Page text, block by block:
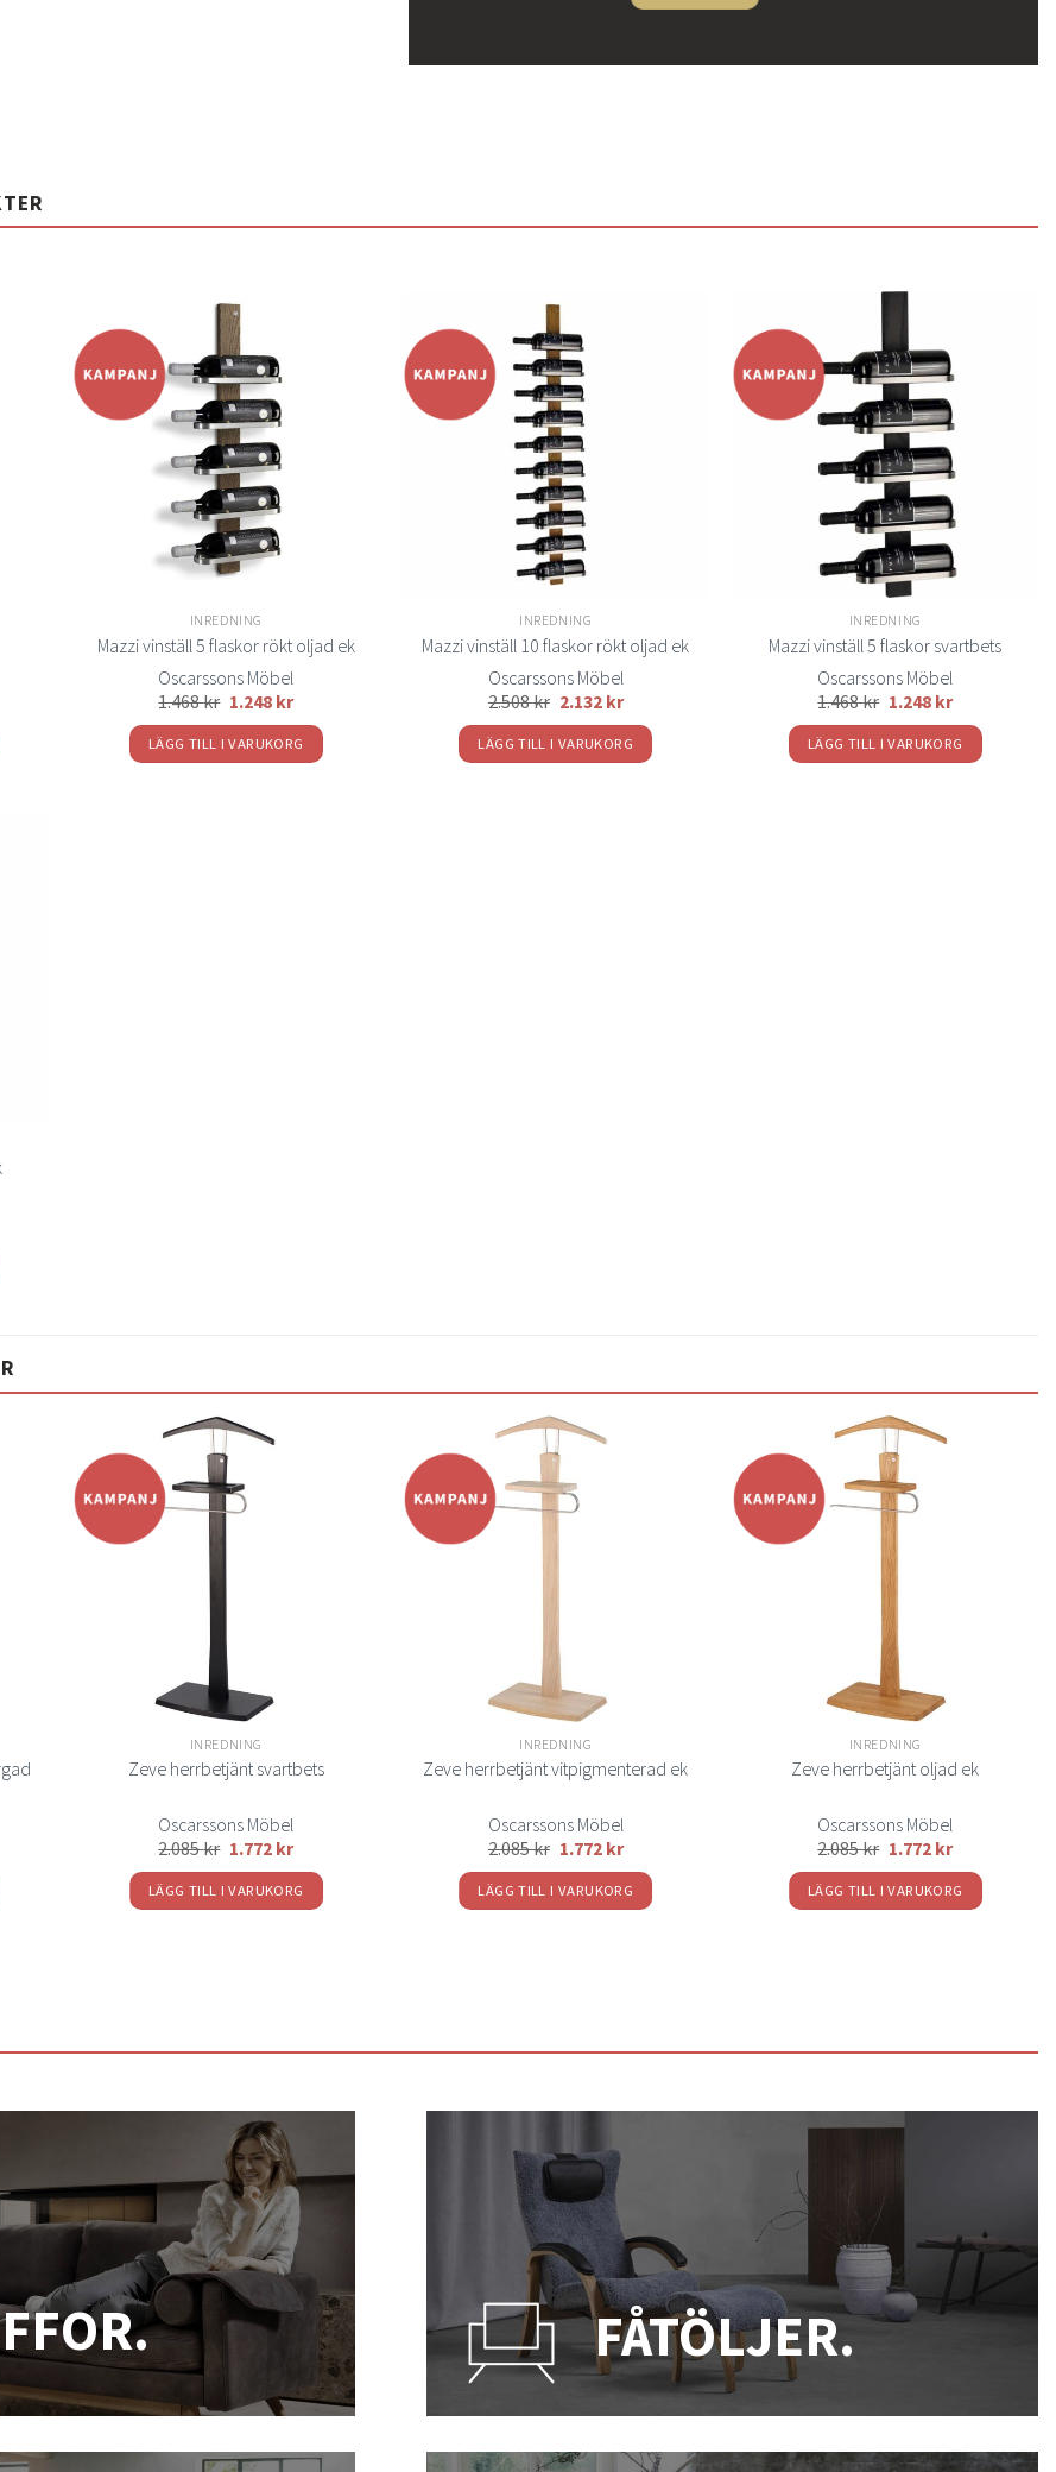
INREDNING
Mazzi vinställ 5 flaskor rökt oljad ek
Oscarssons Möbel
1.468kr 1.248 kr
LÄGG TILL I VARUKORG
INREDNING
Mazzi vinställ 10 flaskor rökt oljad ek
Oscarssons Möbel
2.508kr 2.132 kr
LÄGG TILL I VARUKORG
önskelistan
INREDNING
Mazzi vinställ 5 flaskor svartbets
Oscarssons Möbel
1.468kr 1.248 kr
LÄGG TILL I VARUKORG
INREDNING
Zeve herrbetjänt svartbets
Oscarssons Möbel
2.085kr 1.772 kr
LÄGG TILL I VARUKORG
INREDNING
Zeve herrbetjänt vitpigmenterad ek
Oscarssons Möbel
2.085kr 1.772 kr
LÄGG TILL I VARUKORG
INREDNING
Zeve herrbetjänt oljad ek
Oscarssons Möbel
2.085kr 1.772 kr
LÄGG TILL I VARUKORG
FÅTÖLJER.